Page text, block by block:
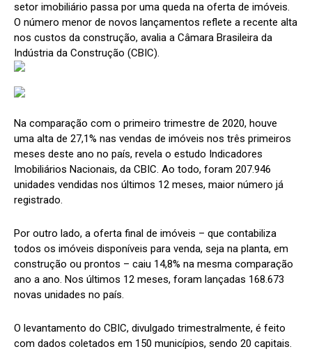
setor imobiliário passa por uma queda na oferta de imóveis.
O número menor de novos lançamentos reflete a recente alta
nos custos da construção, avalia a Câmara Brasileira da
Indústria da Construção (CBIC).
Na comparação com o primeiro trimestre de 2020, houve
uma alta de 27,1% nas vendas de imóveis nos três primeiros
meses deste ano no país, revela o estudo Indicadores
Imobiliários Nacionais, da CBIC. Ao todo, foram 207.946
unidades vendidas nos últimos 12 meses, maior número já
registrado.
Por outro lado, a oferta final de imóveis – que contabiliza
todos os imóveis disponíveis para venda, seja na planta, em
construção ou prontos – caiu 14,8% na mesma comparação
ano a ano. Nos últimos 12 meses, foram lançadas 168.673
novas unidades no país.
O levantamento do CBIC, divulgado trimestralmente, é feito
com dados coletados em 150 municípios, sendo 20 capitais.